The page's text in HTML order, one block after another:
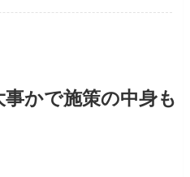
かで施策の中身も